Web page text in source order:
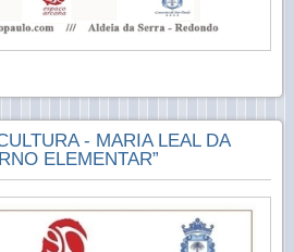
- MARIA LEAL DA
ELEMENTAR”